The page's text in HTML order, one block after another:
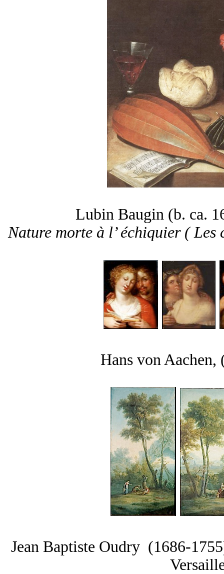
Lubin Baugin (b. ca.
Nature morte à l’ échiquier ( Les
Hans von
Jean Baptiste Oudry (1686-